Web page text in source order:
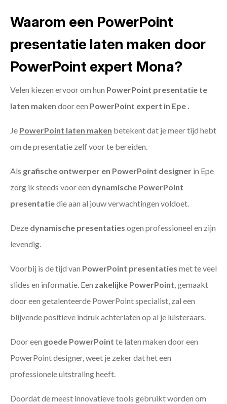
Waarom een PowerPoint
presentatie laten maken door
PowerPoint expert Mona?
Velen kiezen ervoor om hun PowerPoint presentatie te
laten maken door een PowerPoint expert in Epe .
Je PowerPoint laten maken betekent dat je meer tijd hebt
om de presentatie zelf voor te bereiden.
Als grafische ontwerper en PowerPoint designer in Epe
zorg ik steeds voor een dynamische PowerPoint
presentatiedie aan al jouw verwachtingen voldoet.
Deze dynamische presentaties ogen professioneel en zijn
levendig.
Voorbij is de tijd van PowerPoint presentaties met te veel
slides en informatie. Een zakelijke PowerPoint, gemaakt
door een getalenteerde PowerPoint specialist, zal een
blijvende positieve indruk achterlaten op al je luisteraars.
Door een goede PowerPoint te laten maken door een
PowerPoint designer, weet je zeker dat het een
professionele uitstraling heeft.
Doordat de meest innovatieve tools gebruikt worden om